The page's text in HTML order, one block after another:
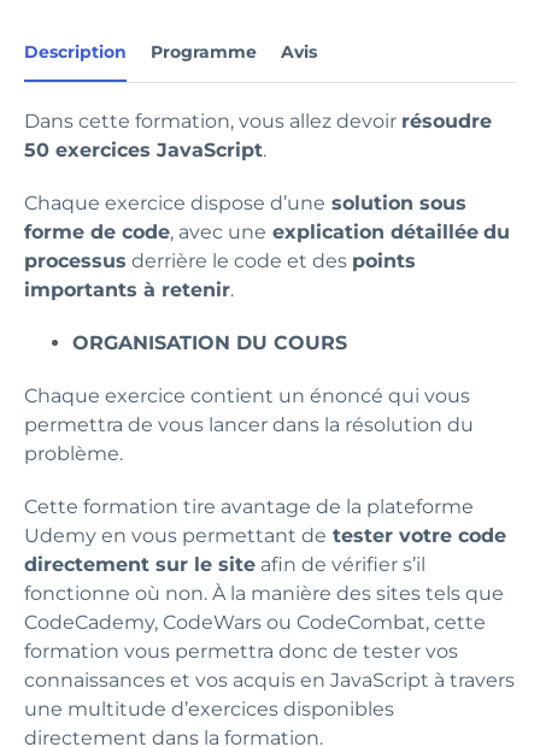
Description Programme Avis
Dans cette formation, vous allez devoir résoudre
50 exercices JavaScript.
Chaque exercice dispose d’une solution sous
forme de code, avec une explication détaillée du
processus derrière le code et des points
importants à retenir.
ORGANISATION DU COURS
Chaque exercice contient un énoncé qui vous
permettra de vous lancer dans la résolution du
problème.
Cette formation tire avantage de la plateforme
Udemy en vous permettant de tester votre code
directement sur le site afin de vérifier s’il
fonctionne où non. À la manière des sites tels que
CodeCademy, CodeWars ou CodeCombat, cette
formation vous permettra donc de tester vos
connaissances et vos acquis en JavaScript à travers
une multitude d’exercices disponibles
directement dans la formation.